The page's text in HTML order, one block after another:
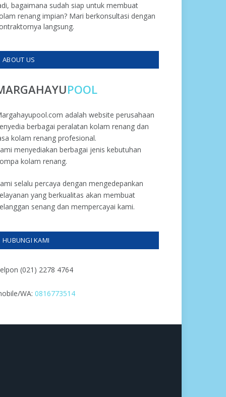
bagaimana sudah siap untuk membuat
renang impian? Mari berkonsultasi dengan
langsung.
ABOUT US
POOL
adalah website perusahaan
berbagai peralatan kolam renang dan
kolam renang profesional.
menyediakan berbagai jenis kebutuhan
kolam renang.
selalu percaya dengan mengedepankan
yang berkualitas akan membuat
senang dan mempercayai kami.
HUBUNGI KAMI
(021) 2278 4764
WA: 0816773514